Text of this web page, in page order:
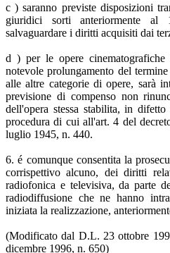
c ) saranno previste disposizioni
giuridici sorti anteriormente
salvaguardare i diritti acquisiti dai
d ) per le opere
notevole prolungamento del
alle altre categorie di opere, sarà
previsione di compenso non
dell'opera stessa stabilita, in
procedura di cui all'art. 4 del
luglio 1945, n. 440.
6. é comunque consentita la
corrispettivo alcuno, dei diritti
radiofonica e televisiva, da parte
radiodiffusione che ne hanno
iniziata la realizzazione,
(Modificato dal D.L. 23 ottobre
dicembre 1996, n. 650)